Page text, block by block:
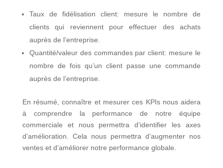
Taux de fidélisation client: mesure le nombre de
clients qui reviennent pour effectuer des achats
auprès de l’entreprise.
Quantité/valeur des commandes par client: mesure le
nombre de fois qu’un client passe une commande
auprès de l’entreprise.
En résumé, connaître et mesurer ces KPIs nous aidera
à comprendre la performance de notre équipe
commerciale et nous permettra d’identifier les axes
d’amélioration. Cela nous permettra d’augmenter nos
ventes et d’améliorer notre performance globale.